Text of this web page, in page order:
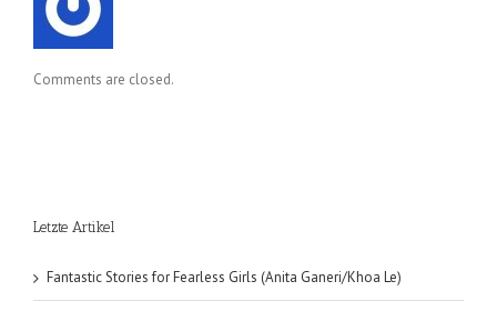
Comments are closed.
Letzte Artikel
Fantastic Stories for Fearless Girls (Anita Ganeri/Khoa Le)